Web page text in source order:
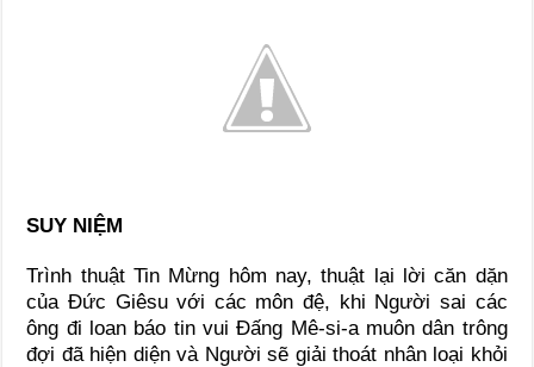
SUY NIỆM
Trình thuật Tin Mừng hôm nay, thuật lại lời căn dặn
của Đức Giêsu với các môn đệ, khi Người sai các
ông đi loan báo tin vui Đấng Mê-si-a muôn dân trông
đợi đã hiện diện và Người sẽ giải thoát nhân loại khỏi